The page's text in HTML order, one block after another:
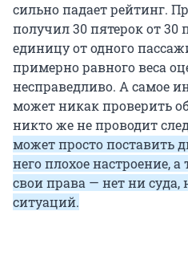
сильно падает рейтинг.
получил 30 пятерок от 30
единицу от одного
примерно равного веса
несправедливо. А самое
может никак проверить
никто же не проводит
может просто поставить
него плохое настроение,
свои права — нет ни
ситуаций.